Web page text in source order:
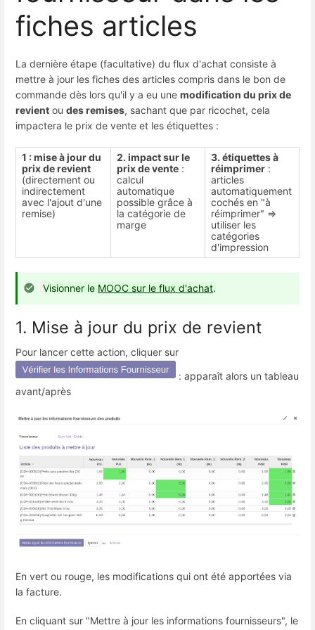
fiches articles
La dernière étape (facultative) du flux d'achat consiste à
mettre à jour les fiches des articles compris dans le bon de
commande dès lors qu'il y a eu une modification du prix de
revient ou des remises, sachant que par ricochet, cela
impactera le prix de vente et les étiquettes :
1 : mise à jour du
prix de revient
(directement ou
indirectement
avec l'ajout d'une
remise)
2. impact sur le
prix de vente :
calcul
automatique
possible grâce à
la catégorie de
marge
3. étiquettes à
réimprimer :
articles
automatiquement
cochés en "à
réimprimer" =>
utiliser les
catégories
d'impression
Visionner le MOOC sur le flux d'achat.
1. Mise à jour du prix de revient
Pour lancer cette action, cliquer sur
: apparaît alors un tableau
avant/après
En vert ou rouge, les modifications qui ont été apportées via
la facture.
En cliquant sur "Mettre à jour les informations fournisseurs", le